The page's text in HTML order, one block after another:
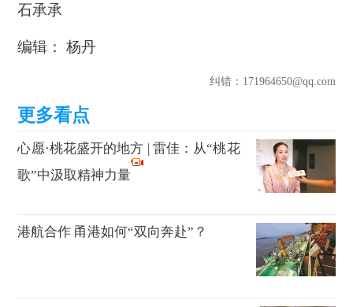
石承承
编辑： 杨丹
纠错：171964650@qq.com
心愿·桃花盛开的地方 | 雷佳：从“桃花
歌”中汲取精神力量
港航合作 甬港如何“双向奔赴”？